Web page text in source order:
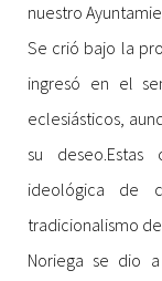
nuestro
Se crió bajo la
ingresó en el
eclesiásticos,
su deseo.Estas
ideológica de
tradicionalismo
Noriega se dio